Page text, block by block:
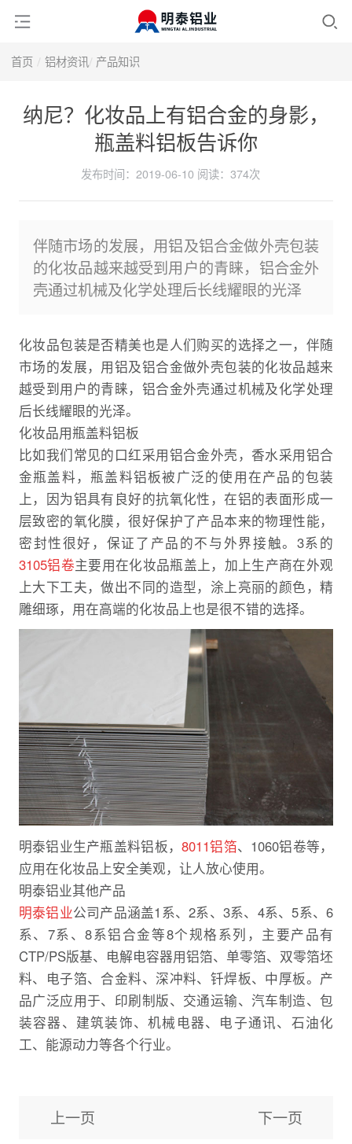
首页 铝材资讯 产品知识
纳尼？化妆品上有铝合金的身影，
瓶盖料铝板告诉你
发布时间：2019-06-10 阅读： 374次
伴随市场的发展，用铝及铝合金做外壳包装
的化妆品越来越受到用户的青睐，铝合金外
壳通过机械及化学处理后长线耀眼的光泽
化妆品包装是否精美也是人们购买的选择之一，伴随
市场的发展，用铝及铝合金做外壳包装的化妆品越来
越受到用户的青睐，铝合金外壳通过机械及化学处理
后长线耀眼的光泽。
化妆品用瓶盖料铝板
比如我们常见的口红采用铝合金外壳，香水采用铝合
金瓶盖料，瓶盖料铝板被广泛的使用在产品的包装
上，因为铝具有良好的抗氧化性，在铝的表面形成一
层致密的氧化膜，很好保护了产品本来的物理性能，
密封性很好，保证了产品的不与外界接触。3系的
3105铝卷主要用在化妆品瓶盖上，加上生产商在外观
上大下工夫，做出不同的造型，涂上亮丽的颜色，精
雕细琢，用在高端的化妆品上也是很不错的选择。
明泰铝业生产瓶盖料铝板，8011铝箔、1060铝卷等，
应用在化妆品上安全美观，让人放心使用。
明泰铝业其他产品
明泰铝业公司产品涵盖1系、2系、3系、4系、5系、6
系、7系、8系铝合金等8个规格系列，主要产品有
CTP/PS版基、电解电容器用铝箔、单零箔、双零箔坯
料、电子箔、合金料、深冲料、钎焊板、中厚板。产
品广泛应用于、印刷制版、交通运输、汽车制造、包
装容器、建筑装饰、机械电器、电子通讯、石油化
工、能源动力等各个行业。
上一页 下一页